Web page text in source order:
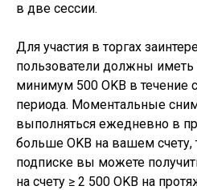
в две сессии.
Для участия в торгах
пользователи должны иметь
минимум 500 OKB в течение
периода. Моментальные
выполняться ежедневно в
больше OKB на вашем
подписке вы можете
на счету ≥ 2 500 OKB на